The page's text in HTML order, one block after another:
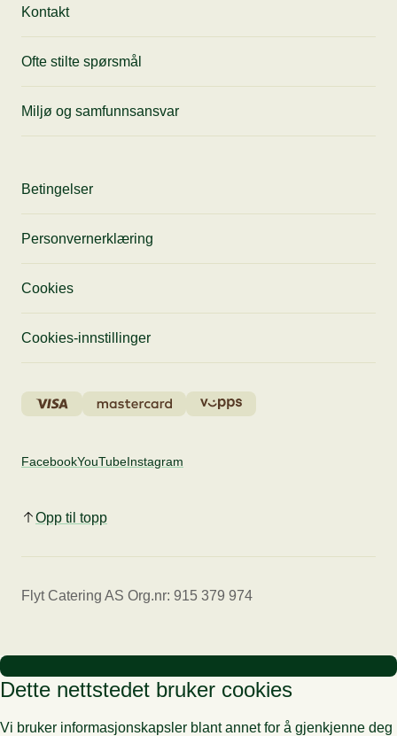
Kontakt
Ofte stilte spørsmål
Miljø og samfunnsansvar
Betingelser
Personvernerklæring
Cookies
Cookies-innstillinger
FacebookYouTubeInstagram
Opp til topp
Flyt Catering AS Org.nr: 915 379 974
Dette nettstedet bruker cookies
Vi bruker informasjonskapsler blant annet for å gjenkjenne deg